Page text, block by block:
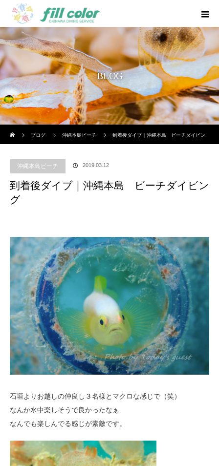
BLOG
ブログ
沖縄本島ビーチ 到着後ダイブ｜沖縄本島 ビーチダイビン
沖縄本島ビーチ 2019.03.12
到着後ダイブ｜沖縄本島 ビーチダイビン
グ
石垣よりお越しの仲良し３名様とマクロな感じで（笑）
なんか水中楽しそうで良かったなぁ
なんでも楽しんでる感じが素敵です。